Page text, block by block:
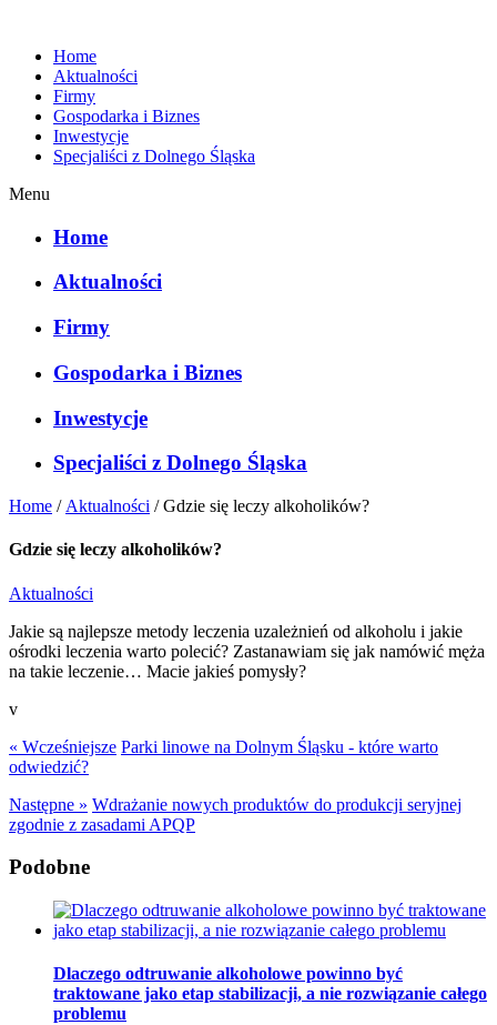
Home
Aktualności
Firmy
Gospodarka i Biznes
Inwestycje
Specjaliści z Dolnego Śląska
Menu
Home
Aktualności
Firmy
Gospodarka i Biznes
Inwestycje
Specjaliści z Dolnego Śląska
Home / Aktualności /Gdzie się leczy alkoholików?
Gdzie się leczy alkoholików?
Aktualności
Jakie są najlepsze metody leczenia uzależnień od alkoholu i jakie
ośrodki leczenia warto polecić? Zastanawiam się jak namówić męża
na takie leczenie… Macie jakieś pomysły?
v
« Wcześniejsze Parki linowe na Dolnym Śląsku - które warto
odwiedzić?
Następne » Wdrażanie nowych produktów do produkcji seryjnej
zgodnie z zasadami APQP
Podobne
Dlaczego odtruwanie alkoholowe powinno być
traktowane jako etap stabilizacji, a nie rozwiązanie całego
problemu